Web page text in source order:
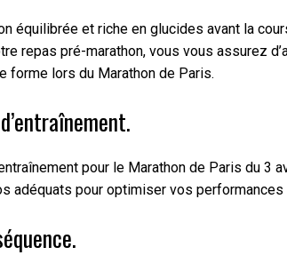
et riche en glucides avant la
pré-marathon, vous vous assurez
forme lors du Marathon de Paris.
pour le Marathon de Paris du
pour optimiser vos